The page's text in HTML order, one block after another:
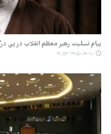
پیام تسلیت رهبر معظم انقلاب در پی
۱۴۰۵-۰۴-۱۰ ۲۱:۵۳